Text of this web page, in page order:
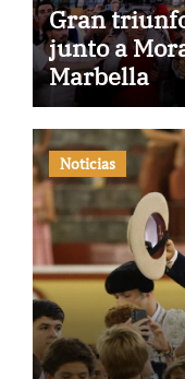
Gran
junto a
Marbella
Noticias